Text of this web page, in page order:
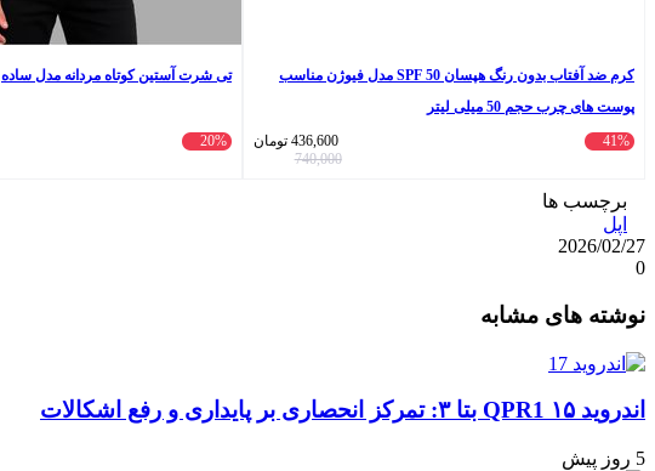
کرم ضد آفتاب بدون رنگ هپسان SPF 50 مدل فیوژن مناسب
پوست های چرب حجم 50 میلی لیتر
41%
436,600 تومان
740,000
تی شرت آستین کوتاه مردانه مدل ساده
20%
برچسب ها
اپل
2026/02/27
0
آپ
گذاری
ایمیل
نوشته های مشابه
اندروید ۱۵ QPR1 بتا ۳: تمرکز انحصاری بر پایداری و رفع اشکالات
5 روز پیش